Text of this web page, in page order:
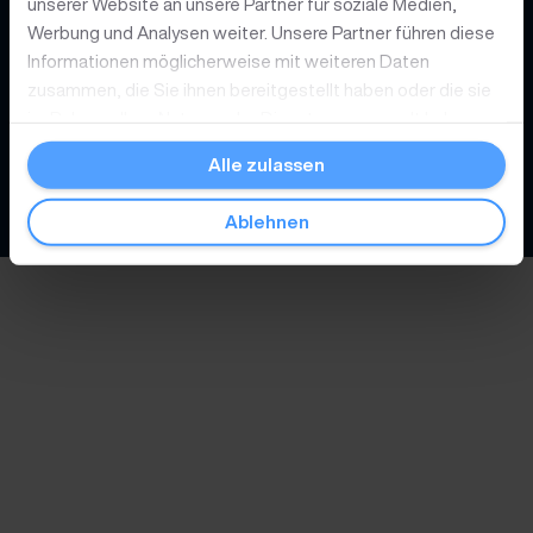
Werbung und Analysen weiter. Unsere Partner führen diese
Informationen möglicherweise mit weiteren Daten
zusammen, die Sie ihnen bereitgestellt haben oder die sie
Alle zulassen
Ablehnen
Über Postex
© 2026
Datenschutz Cookies Impressum